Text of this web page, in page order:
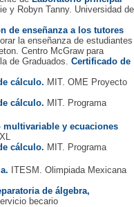
y Robyn Tanny. Universidad de
de enseñanza a los tutores
la enseñanza de estudiantes
Centro McGraw para
de Graduados. Certificado de
cálculo. MIT. OME Proyecto
cálculo. MIT. Programa
multivariable y ecuaciones
cálculo. MIT. Programa
ITESM. Olimpiada Mexicana
de álgebra,
becario